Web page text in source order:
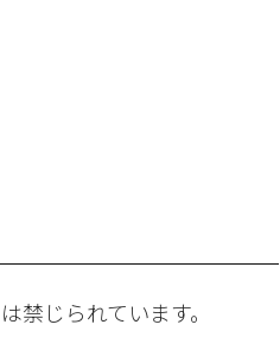
じられています。